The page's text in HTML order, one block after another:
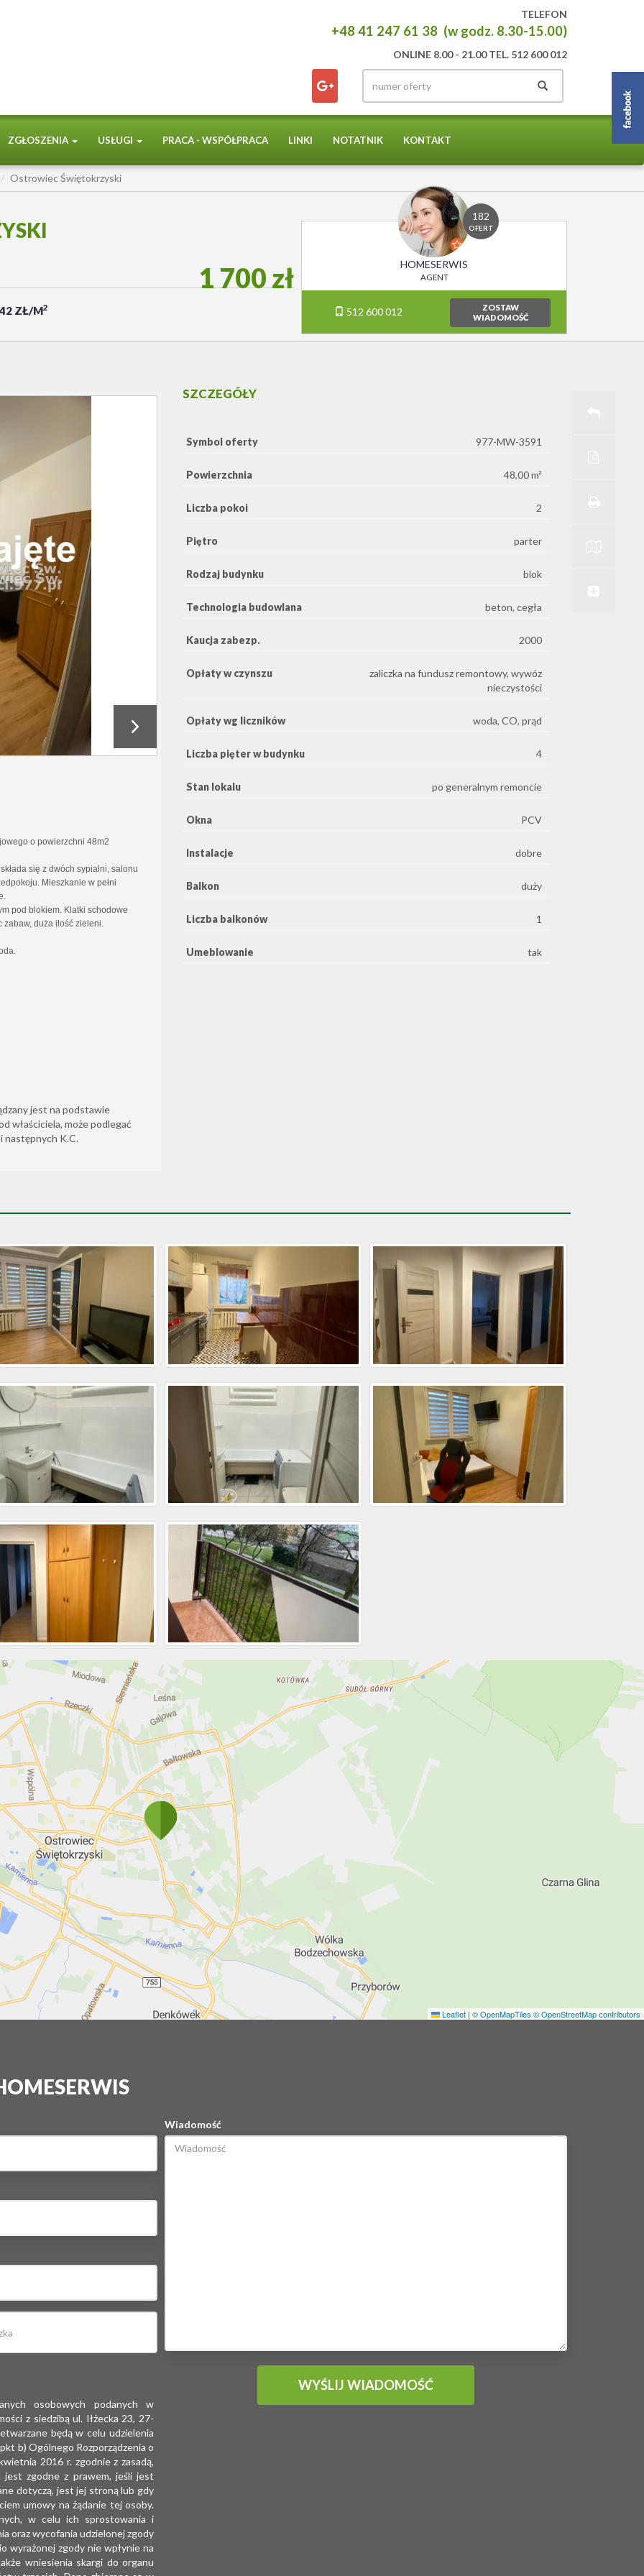
TELEFON
+48 41 247 61 38 (w godz. 8.30-15.00)
ONLINE 8.00 - 21.00 TEL. 512 600 012
ZGŁOSZENIA USŁUGI PRACA - WSPÓŁPRACA LINKI NOTATNIK KONTAKT
Ostrowiec Świętokrzyski
ZŁ/M2
1 700 zł
182
OFERT
HOMESERWIS
AGENT
512 600 012
ZOSTAW
WIADOMOŚĆ
o powierzchni 48m2
się z dwóch sypialni, salonu
Mieszkanie w pełni
pod blokiem. Klatki schodowe
zabaw, duża ilość zieleni.
jest na podstawie
właściciela, może podlegać
następnych K.C.
SZCZEGÓŁY
Symbol oferty 977-MW-3591
Powierzchnia 48,00 m²
Liczba pokoi 2
Piętro parter
Rodzaj budynku blok
Technologia budowlana beton, cegła
Kaucja zabezp. 2000
Opłaty w czynszu
zaliczka na fundusz remontowy, wywóz
nieczystości
Opłaty wg liczników woda, CO, prąd
Liczba pięter w budynku 4
Stan lokalu po generalnym remoncie
Okna PCV
Instalacje dobre
Balkon duży
Liczba balkonów 1
Umeblowanie tak
Leaflet | © OpenMapTiles © OpenStreetMap contributors
osobowych podanych w
z siedzibą ul. Iłżecka 23, 27-
będą w celu udzielenia
b) Ogólnego Rozporządzenia o
2016 r. zgodnie z zasadą,
jest zgodne z prawem, jeśli jest
dotyczą, jest jej stroną lub gdy
umowy na żądanie tej osoby.
w celu ich sprostowania i
oraz wycofania udzielonej zgody
wyrażonej zgody nie wpłynie na
wniesienia skargi do organu
Wiadomość